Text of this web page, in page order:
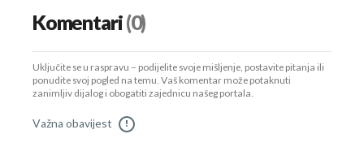
Komentari(0)
Uključite se u raspravu – podijelite svoje mišljenje, postavite pitanja ili
ponudite svoj pogled na temu. Vaš komentar može potaknuti
zanimljiv dijalog i obogatiti zajednicu našeg portala.
Važna obavijest !